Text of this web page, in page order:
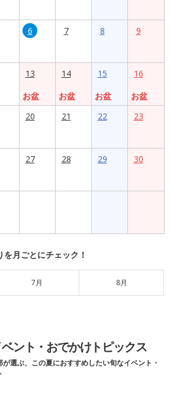
6 7 8 9
13
お盆
14
お盆
15
お盆
16
お盆
20 21 22 23
27 28 29 30
月ごとにチェック！
7月 8月
ント・おでかけトピックス
選ぶ、この夏におすすめしたい旬なイベント・